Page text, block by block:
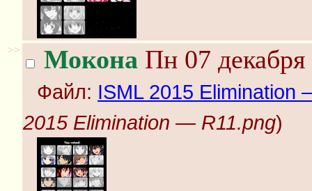
>> Мокона Пн 07
Файл: ISML 2015 Elimination
2015 Elimination — R11.png)